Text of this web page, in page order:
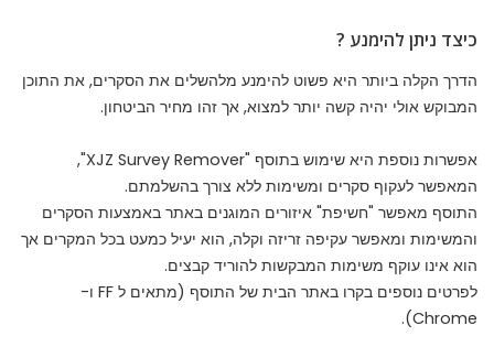
כיצד ניתן להימנע ?
הדרך הקלה ביותר היא פשוט להימנע מלהשלים את הסקרים, את התוכן
המבוקש אולי יהיה קשה יותר למצוא, אך זהו מחיר הביטחון.
אפשרות נוספת היא שימוש בתוסף "XJZ Survey Remover",
המאפשר לעקוף סקרים ומשימות ללא צורך בהשלמתם.
התוסף מאפשר "חשיפת" איזורים המוגנים באתר באמצעות הסקרים
והמשימות ומאפשר עקיפה זריזה וקלה, הוא יעיל כמעט בכל המקרים אך
הוא אינו עוקף משימות המבקשות להוריד קבצים.
לפרטים נוספים בקרו באתר הבית
של התוסף (מתאים ל FF ו-
Chrome).